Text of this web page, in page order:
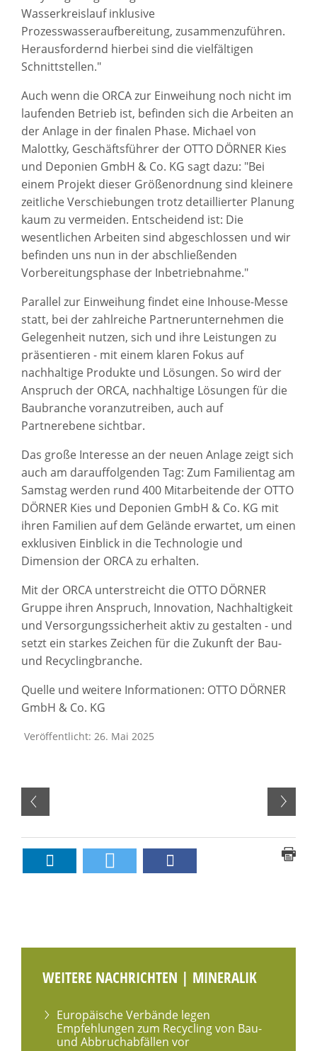
Wasserkreislauf inklusive
Prozesswasseraufbereitung, zusammenzuführen.
Herausfordernd hierbei sind die vielfältigen
Schnittstellen."
Auch wenn die ORCA zur Einweihung noch nicht im
laufenden Betrieb ist, befinden sich die Arbeiten an
der Anlage in der finalen Phase. Michael von
Malottky, Geschäftsführer der OTTO DÖRNER Kies
und Deponien GmbH & Co. KG sagt dazu: "Bei
einem Projekt dieser Größenordnung sind kleinere
zeitliche Verschiebungen trotz detaillierter Planung
kaum zu vermeiden. Entscheidend ist: Die
wesentlichen Arbeiten sind abgeschlossen und wir
befinden uns nun in der abschließenden
Vorbereitungsphase der Inbetriebnahme."
Parallel zur Einweihung findet eine Inhouse-Messe
statt, bei der zahlreiche Partnerunternehmen die
Gelegenheit nutzen, sich und ihre Leistungen zu
präsentieren - mit einem klaren Fokus auf
nachhaltige Produkte und Lösungen. So wird der
Anspruch der ORCA, nachhaltige Lösungen für die
Baubranche voranzutreiben, auch auf
Partnerebene sichtbar.
Das große Interesse an der neuen Anlage zeigt sich
auch am darauffolgenden Tag: Zum Familientag am
Samstag werden rund 400 Mitarbeitende der OTTO
DÖRNER Kies und Deponien GmbH & Co. KG mit
ihren Familien auf dem Gelände erwartet, um einen
exklusiven Einblick in die Technologie und
Dimension der ORCA zu erhalten.
Mit der ORCA unterstreicht die OTTO DÖRNER
Gruppe ihren Anspruch, Innovation, Nachhaltigkeit
und Versorgungssicherheit aktiv zu gestalten - und
setzt ein starkes Zeichen für die Zukunft der Bau-
und Recyclingbranche.
Quelle und weitere Informationen: OTTO DÖRNER
GmbH & Co. KG
Veröffentlicht: 26. Mai 2025
WEITERE NACHRICHTEN | MINERALIK
Europäische Verbände legen
Empfehlungen zum Recycling von Bau-
und Abbruchabfällen vor